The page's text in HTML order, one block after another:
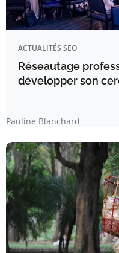
ACTUALITÉS SEO
Réseautage
développer son
Pauline Blanchard